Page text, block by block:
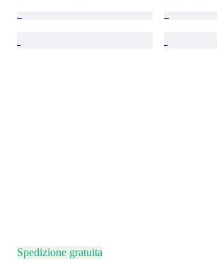
Spedizione gratuita